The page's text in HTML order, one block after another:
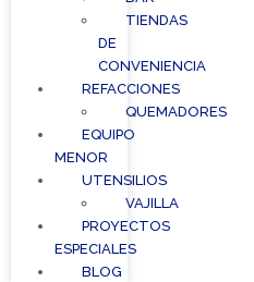
TIENDAS
DE
CONVENIENCIA
REFACCIONES
QUEMADORES
EQUIPO
MENOR
UTENSILIOS
VAJILLA
PROYECTOS
ESPECIALES
BLOG